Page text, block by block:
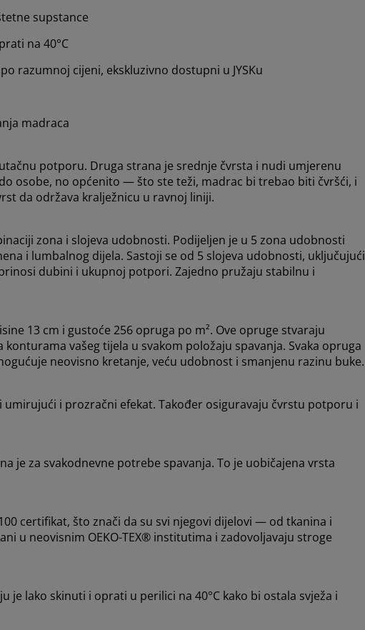
supstance
na 40°C
razumnoj cijeni, ekskluzivno dostupni u JYSKu
madraca
potporu. Druga strana je srednje čvrsta i nudi umjerenu
osobe, no općenito — što ste teži, madrac bi trebao biti čvršći, i
da održava kralježnicu u ravnoj liniji.
zona i slojeva udobnosti. Podijeljen je u 5 zona udobnosti
i lumbalnog dijela. Sastoji se od 5 slojeva udobnosti, uključujući
dubini i ukupnoj potpori. Zajedno pružaju stabilnu i
13 cm i gustoće 256 opruga po m². Ove opruge stvaraju
vašeg tijela u svakom položaju spavanja. Svaka opruga
neovisno kretanje, veću udobnost i smanjenu razinu buke.
i prozračni efekat. Također osiguravaju čvrstu potporu i
je za svakodnevne potrebe spavanja. To je uobičajena vrsta
certifikat, što znači da su svi njegovi dijelovi — od tkanina i
u neovisnim OEKO-TEX® institutima i zadovoljavaju stroge
je lako skinuti i oprati u perilici na 40°C kako bi ostala svježa i